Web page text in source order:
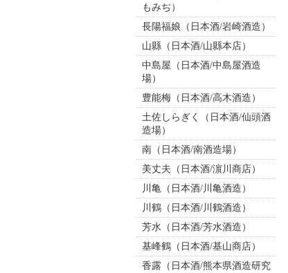
もみぢ）
長陽福娘（日本酒/岩崎酒造）
山縣（日本酒/山縣本店）
中島屋（日本酒/中島屋酒造
場）
豊能梅（日本酒/高木酒造）
土佐しらぎく（日本酒/仙頭酒
造場）
南（日本酒/南酒造場）
美丈夫（日本酒/濵川商店）
川亀（日本酒/川亀酒造）
川鶴（日本酒/川鶴酒造）
芳水（日本酒/芳水酒造）
基峰鶴（日本酒/基山商店）
香露（日本酒/熊本県酒造研究